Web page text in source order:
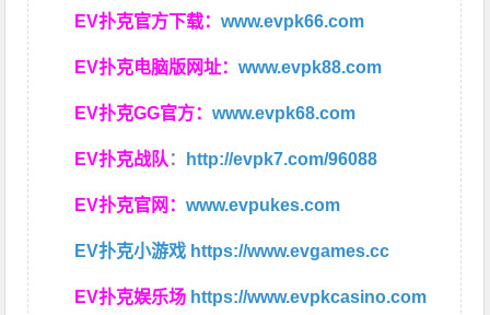
EV扑克官方下载：www.evpk66.com
EV扑克电脑版网址：www.evpk88.com
EV扑克GG官方：www.evpk68.com
EV扑克战队 ： http://evpk7.com/96088
EV扑克官网：www.evpukes.com
EV扑克小游戏 https://www.evgames.cc
EV扑克娱乐场 https://www.evpkcasino.com